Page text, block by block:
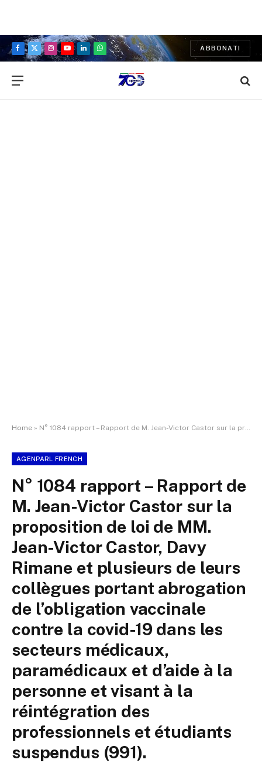
Facebook
X
Instagram
YouTubeLinkedInWhatsApp
ABBONATI
Home » N° 1084 rapport – Rapport de M. Jean-Victor Castor sur la proposition de loi de MM. Jean-Victor Castor, Davy Rimane et plusieurs de leurs collègues portant abrogation de l’obligation vaccinale contre la covid-19 dans les secteurs médicaux, paramédicaux et d’aide à la personne et visant à la réintégration des professionnels et étudiants suspendus (991).
AGENPARL FRENCH
N° 1084 rapport – Rapport de
M. Jean-Victor Castor sur la
proposition de loi de MM.
Jean-Victor Castor, Davy
Rimane et plusieurs de leurs
collègues portant abrogation
de l’obligation vaccinale
contre la covid-19 dans les
secteurs médicaux,
paramédicaux et d’aide à la
personne et visant à la
réintégration des
professionnels et étudiants
suspendus (991).